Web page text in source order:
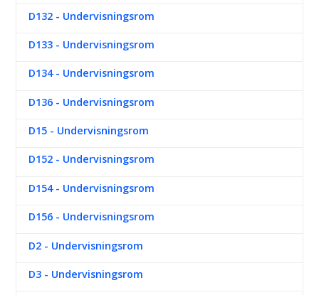
D132 - Undervisningsrom
D133 - Undervisningsrom
D134 - Undervisningsrom
D136 - Undervisningsrom
D15 - Undervisningsrom
D152 - Undervisningsrom
D154 - Undervisningsrom
D156 - Undervisningsrom
D2 - Undervisningsrom
D3 - Undervisningsrom